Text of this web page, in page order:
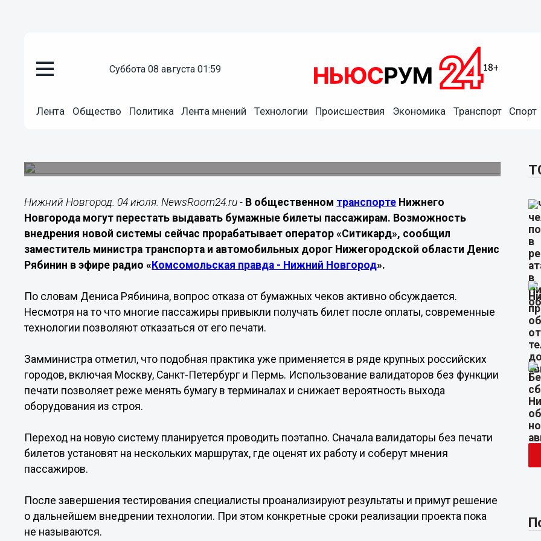
суббота 08 августа 01:59
Лента Общество Политика Лента мнений Технологии Происшествия Экономика Транспорт Спорт
В Нижнем Новгороде могут отказаться от бумажных
Нижний Новгород. 04 июля. NewsRoom24.ru - В общественном транспорте Нижнего
Новгорода могут перестать выдавать бумажные билеты пассажирам. Возможность
внедрения новой системы сейчас прорабатывает оператор «Ситикард», сообщил
заместитель министра транспорта и автомобильных дорог Нижегородской области Денис
Рябинин в эфире радио « Комсомольская правда - Нижний Новгород».
По словам Дениса Рябинина, вопрос отказа от бумажных чеков активно обсуждается.
Несмотря на то что многие пассажиры привыкли получать билет после оплаты, современные
технологии позволяют отказаться от его печати.
Замминистра отметил, что подобная практика уже применяется в ряде крупных российских
городов, включая Москву, Санкт-Петербург и Пермь. Использование валидаторов без функции
печати позволяет реже менять бумагу в терминалах и снижает вероятность выхода
оборудования из строя.
Переход на новую систему планируется проводить поэтапно. Сначала валидаторы без печати
билетов установят на нескольких маршрутах, где оценят их работу и соберут мнения
пассажиров.
После завершения тестирования специалисты проанализируют результаты и примут решение
о дальнейшем внедрении технологии. При этом конкретные сроки реализации проекта пока
не называются.